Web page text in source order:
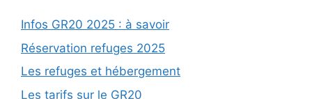
Infos GR20 2025 : à savoir
Réservation refuges 2025
Les refuges et hébergement
Les tarifs sur le GR20